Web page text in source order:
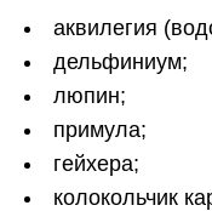
аквилегия
дельфиниум;
люпин;
примула;
гейхера;
колокольчик